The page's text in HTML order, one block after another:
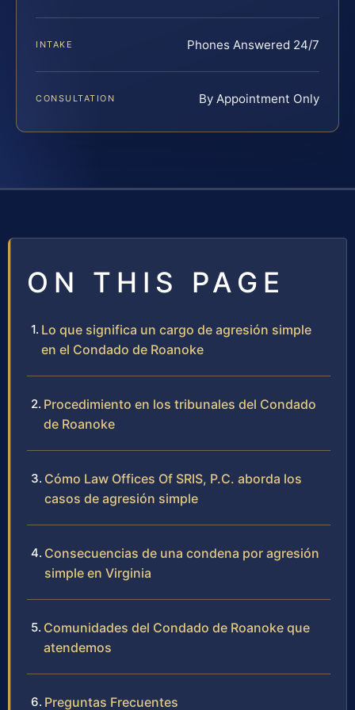
INTAKE Phones Answered 24/7
CONSULTATION By Appointment Only
ON THIS PAGE
Lo que significa un cargo de agresión simple
en el Condado de Roanoke
Procedimiento en los tribunales del Condado
de Roanoke
Cómo Law Offices Of SRIS, P.C. aborda los
casos de agresión simple
Consecuencias de una condena por agresión
simple en Virginia
Comunidades del Condado de Roanoke que
atendemos
Preguntas Frecuentes